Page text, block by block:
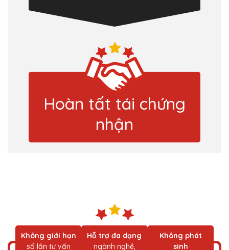
Hoàn tất tái chứng
nhận
Không giới hạn
số lần tư vấn
Hỗ trợ đa dạng
ngành nghề,
Không phát
sinh